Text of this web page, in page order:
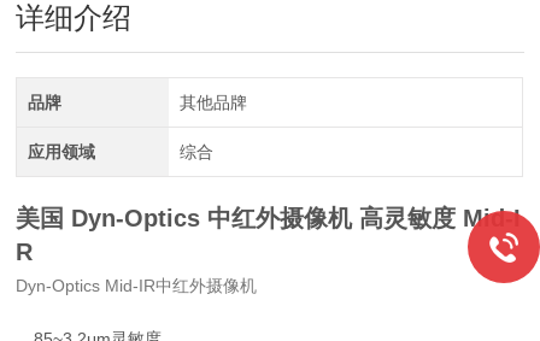
详细介绍
品牌 其他品牌
应用领域 综合
美国 Dyn-Optics 中红外摄像机 高灵敏度 Mid-I
R
Dyn-Optics Mid-IR中红外摄像机